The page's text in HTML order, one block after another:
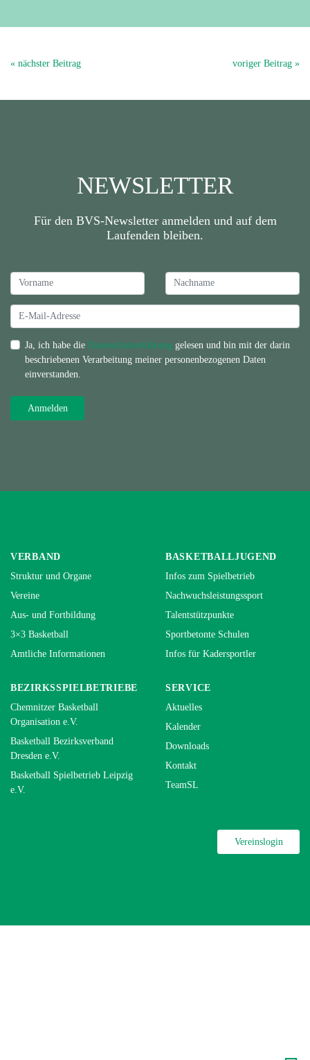
« nächster Beitrag voriger Beitrag »
NEWSLETTER
Für den BVS-Newsletter anmelden und auf dem
Laufenden bleiben.
Ja, ich habe die Datenschutzerklärung gelesen und bin mit der darin
beschriebenen Verarbeitung meiner personenbezogenen Daten
einverstanden.
VERBAND
Struktur und Organe
Vereine
Aus- und Fortbildung
3×3 Basketball
Amtliche Informationen
BASKETBALLJUGEND
Infos zum Spielbetrieb
Nachwuchsleistungssport
Talentstützpunkte
Sportbetonte Schulen
Infos für Kadersportler
BEZIRKSSPIELBETRIEBE
Chemnitzer Basketball
Organisation e.V.
Basketball Bezirksverband
Dresden e.V.
Basketball Spielbetrieb Leipzig
e.V.
SERVICE
Aktuelles
Kalender
Downloads
Kontakt
TeamSL
Vereinslogin